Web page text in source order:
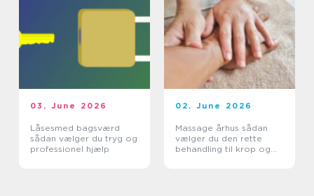
03. June 2026
Låsesmed bagsværd
sådan vælger du tryg og
professionel hjælp
02. June 2026
Massage århus sådan
vælger du den rette
behandling til krop og